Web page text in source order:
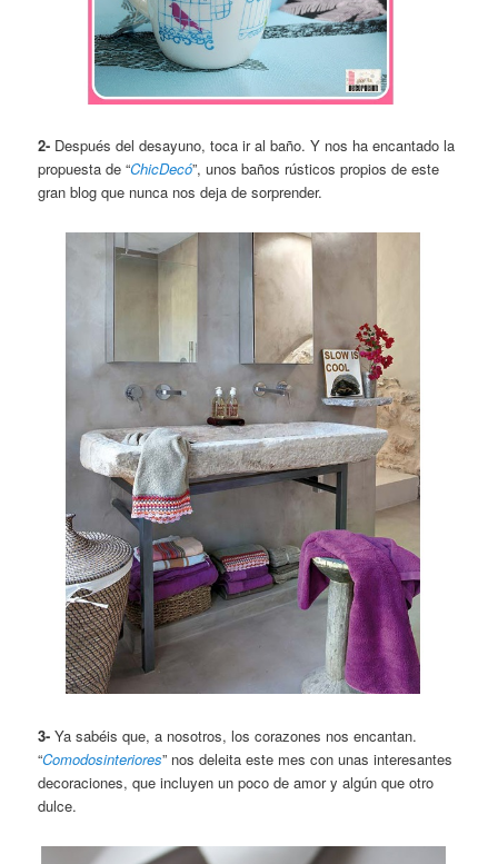
2- Después del desayuno, toca ir al baño. Y nos ha encantado la
propuesta de “ChicDecó”, unos baños rústicos propios de este
gran blog que nunca nos deja de sorprender.
3- Ya sabéis que, a nosotros, los corazones nos encantan.
“Comodosinteriores” nos deleita este mes con unas interesantes
decoraciones, que incluyen un poco de amor y algún que otro
dulce.